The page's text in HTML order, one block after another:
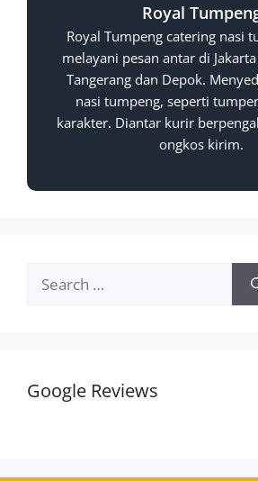
Royal
Royal Tumpeng catering nasi
melayani pesan antar di
Tangerang dan Depok.
nasi tumpeng, seperti
karakter. Diantar kurir
ongkos kirim.
Google Reviews